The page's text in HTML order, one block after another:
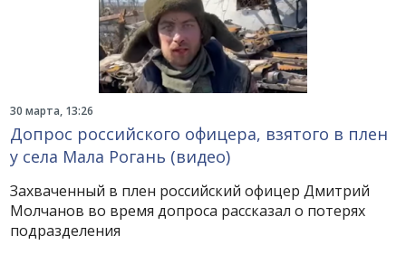
30 марта, 13:26
Допрос российского офицера, взятого в плен
у села Мала Рогань (видео)
Захваченный в плен российский офицер Дмитрий
Молчанов во время допроса рассказал о потерях
подразделения